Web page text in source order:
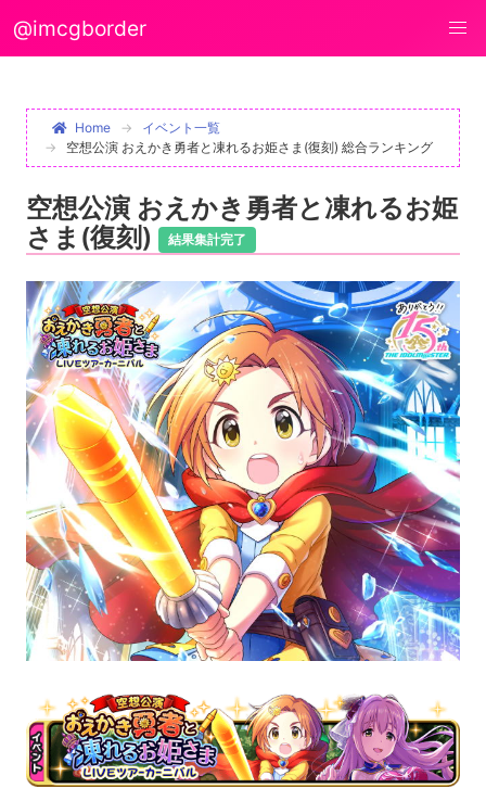
@imcgborder
Home
イベント一覧
空想公演 おえかき勇者と凍れるお姫さま(復刻) 総合ランキング
空想公演 おえかき勇者と凍れるお姫
さま(復刻)
結果集計完了